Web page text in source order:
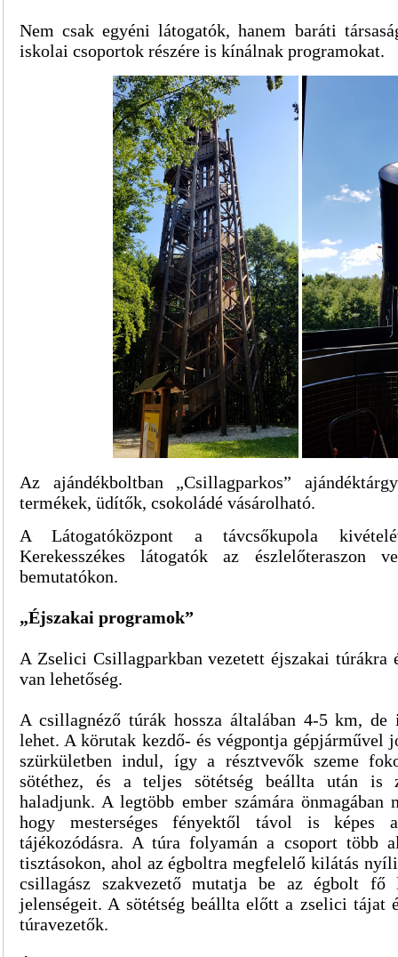
Nem csak egyéni látogatók, hanem baráti
iskolai csoportok részére is kínálnak programokat.
Az ajándékboltban „Csillagparkos”
termékek, üdítők, csokoládé vásárolható.
A Látogatóközpont a távcsőkupola
Kerekesszékes látogatók az észlelőteraszon
bemutatókon.
„Éjszakai programok”
A Zselici Csillagparkban vezetett éjszakai túrákra
van lehetőség.
A csillagnéző túrák hossza általában 4-5 km, de
lehet. A körutak kezdő- és végpontja gépjárművel
szürkületben indul, így a résztvevők szeme
sötéthez, és a teljes sötétség beállta után is
haladjunk. A legtöbb ember számára
hogy mesterséges fényektől távol is képes
tájékozódásra. A túra folyamán a csoport több
tisztásokon, ahol az égboltra megfelelő kilátás
csillagász szakvezető mutatja be az égbolt fő
jelenségeit. A sötétség beállta előtt a zselici tájat
túravezetők.